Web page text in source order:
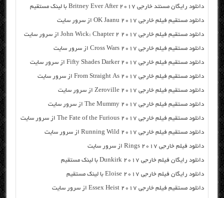
دانلود رایگان مسنتد خارجی Britney Ever After 2017 با لینک مستقیم
دانلود مستقیم فیلم خارجی OK Jaanu 2017 از سرور سایت
دانلود مستقیم فیلم خارجی John Wick: Chapter 2 2017 از سرور سایت
دانلود مستقیم فیلم خارجی Cross Wars 2017 از سرور سایت
دانلود مستقیم فیلم خارجی Fifty Shades Darker 2017 از سرور سایت
دانلود مستقیم فیلم خارجی From Straight As 2017 از سرور سایت
دانلود مستقیم فیلم خارجی Zeroville 2017 از سرور سایت
دانلود مستقیم فیلم خارجی The Mummy 2017 از سرور سایت
دانلود مستقیم فیلم خارجی The Fate of the Furious 2017 از سرور سایت
دانلود مستقیم فیلم خارجی Running Wild 2017 از سرور سایت
دانلود فیلم خارجی Rings 2017 از سرور سایت
دانلود رایگان فیلم خارجی Dunkirk 2017 با لینک مستقیم
دانلود رایگان فیلم خارجی Eloise 2017 با لینک مستقیم
دانلود مستقیم فیلم خارجی Essex Heist 2017 از سرور سایت